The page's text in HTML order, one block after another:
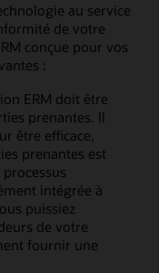
au service
de votre
conçue pour vos
:
ERM doit être
prenantes. Il
être efficace,
prenantes est
processus
intégrée à
puissiez
de votre
fournir une